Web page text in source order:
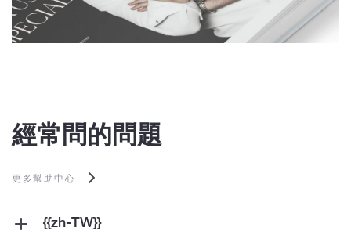
經常問的問題
更多幫助中心
{{zh-TW}}